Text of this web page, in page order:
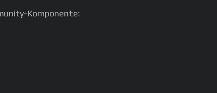
Komponente: